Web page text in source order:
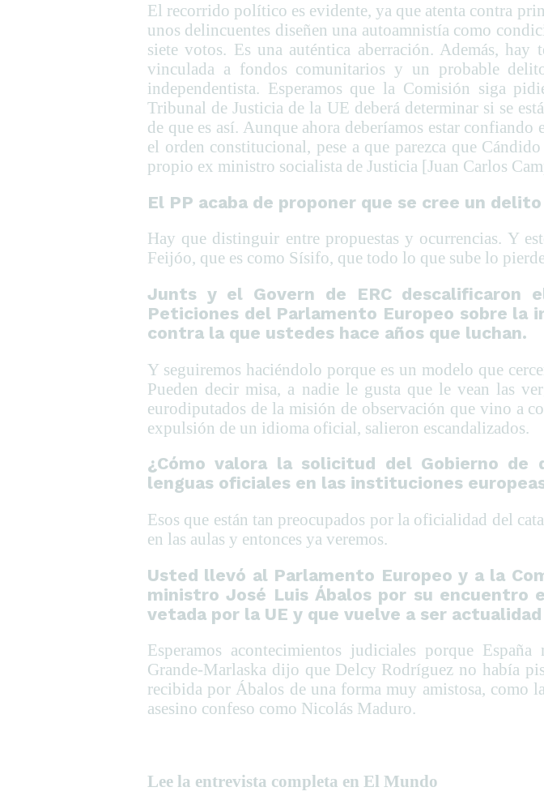
El recorrido político es evidente, ya que atenta contra
unos delincuentes diseñen una autoamnistía como
siete votos. Es una auténtica aberración. Además, hay
vinculada a fondos comunitarios y un probable
independentista. Esperamos que la Comisión siga
Tribunal de Justicia de la UE deberá determinar si se
de que es así. Aunque ahora deberíamos estar
el orden constitucional, pese a que parezca que
propio ex ministro socialista de Justicia [Juan Carlos
El PP acaba de proponer que se cree un
Hay que distinguir entre propuestas y ocurrencias. Y
Feijóo, que es como Sísifo, que todo lo que sube lo
Junts y el Govern de ERC descalificaron
Peticiones del Parlamento Europeo sobre la
contra la que ustedes hace años que luchan.
Y seguiremos haciéndolo porque es un modelo que
Pueden decir misa, a nadie le gusta que le vean las
eurodiputados de la misión de observación que vino a
expulsión de un idioma oficial, salieron escandalizados.
¿Cómo valora la solicitud del Gobierno
lenguas oficiales en las instituciones
Esos que están tan preocupados por la oficialidad del
en las aulas y entonces ya veremos.
Usted llevó al Parlamento Europeo y a la
ministro José Luis Ábalos por su encuentro
vetada por la UE y que vuelve a ser
Esperamos acontecimientos judiciales porque
Grande-Marlaska dijo que Delcy Rodríguez no había
recibida por Ábalos de una forma muy amistosa, como
asesino confeso como Nicolás Maduro.
Lee la entrevista completa en El Mundo